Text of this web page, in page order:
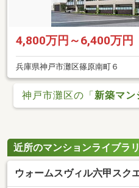
4,800万円～6,400万円
兵庫県神戸市灘区篠原南町６
神戸市灘区の「新築マン
近所のマンションライブラ
ウォームスヴィル六甲スク